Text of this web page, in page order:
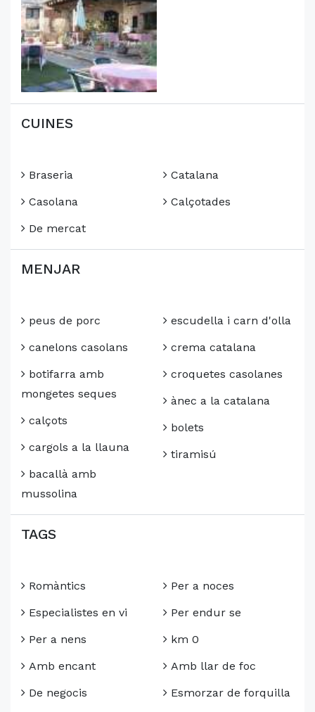
CUINES
Braseria
Casolana
De mercat
Catalana
Calçotades
MENJAR
peus de porc
canelons casolans
botifarra amb
mongetes seques
calçots
cargols a la llauna
bacallà amb
mussolina
escudella i carn d'olla
crema catalana
croquetes casolanes
ànec a la catalana
bolets
tiramisú
TAGS
Romàntics
Especialistes en vi
Per a nens
Amb encant
De negocis
Per a noces
Per endur se
km 0
Amb llar de foc
Esmorzar de forquilla